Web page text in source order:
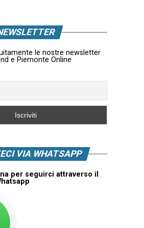
le nostre newsletter
e Piemonte Online
VIA WHATSAPP
per seguirci attraverso il